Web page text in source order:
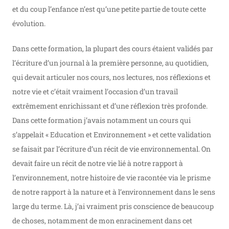
et du coup l’enfance n’est qu’une petite partie de toute cette
évolution.
Dans cette formation, la plupart des cours étaient validés par
l’écriture d’un journal à la première personne, au quotidien,
qui devait articuler nos cours, nos lectures, nos réflexions et
notre vie et c’était vraiment l’occasion d’un travail
extrêmement enrichissant et d’une réflexion très profonde.
Dans cette formation j’avais notamment un cours qui
s’appelait « Education et Environnement » et cette validation
se faisait par l’écriture d’un récit de vie environnemental. On
devait faire un récit de notre vie lié à notre rapport à
l’environnement, notre histoire de vie racontée via le prisme
de notre rapport à la nature et à l’environnement dans le sens
large du terme. Là, j’ai vraiment pris conscience de beaucoup
de choses, notamment de mon enracinement dans cet